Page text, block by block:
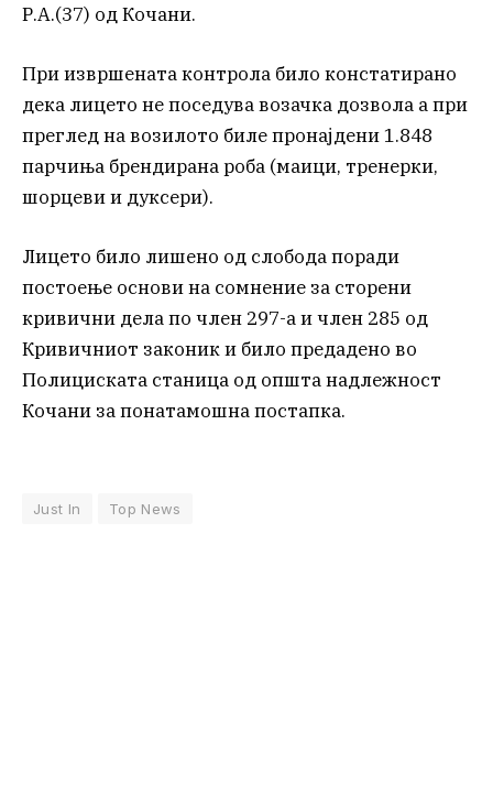
Р.А.(37) од Кочани.
При извршената контрола било констатирано
дека лицето не поседува возачка дозвола а при
преглед на возилото биле пронајдени 1.848
парчиња брендирана роба (маици, тренерки,
шорцеви и дуксери).
Лицето било лишено од слобода поради
постоење основи на сомнение за сторени
кривични дела по член 297-а и член 285 од
Кривичниот законик и било предадено во
Полициската станица од општа надлежност
Кочани за понатамошна постапка.
Just In Top News